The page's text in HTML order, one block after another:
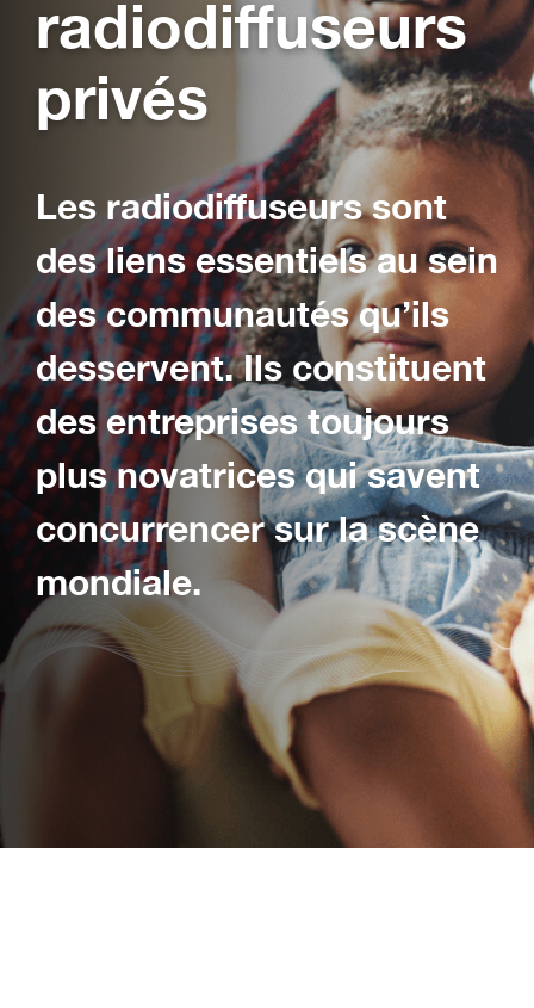
radiodiffuseurs
privés
Les radiodiffuseurs sont
des liens essentiels au sein
des communautés qu’ils
desservent. Ils constituent
des entreprises toujours
plus novatrices qui savent
concurrencer sur la scène
mondiale.